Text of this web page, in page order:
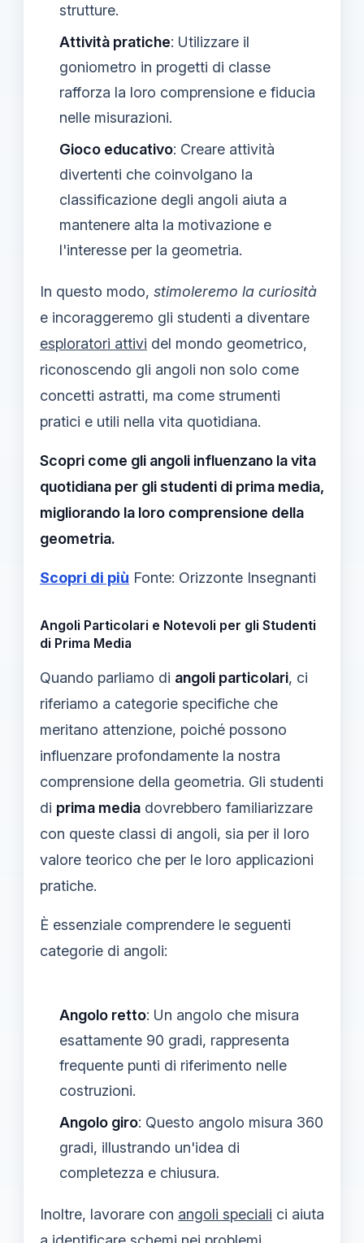
strutture.
Attività pratiche: Utilizzare il
goniometro in progetti di classe
rafforza la loro comprensione e fiducia
nelle misurazioni.
Gioco educativo: Creare attività
divertenti che coinvolgano la
classificazione degli angoli aiuta a
mantenere alta la motivazione e
l'interesse per la geometria.
In questo modo, stimoleremo la curiosità
e incoraggeremo gli studenti a diventare
esploratori attivi del mondo geometrico,
riconoscendo gli angoli non solo come
concetti astratti, ma come strumenti
pratici e utili nella vita quotidiana.
Scopri come gli angoli influenzano la vita
quotidiana per gli studenti di prima media,
migliorando la loro comprensione della
geometria.
Scopri di più Fonte: Orizzonte Insegnanti
Angoli Particolari e Notevoli per gli Studenti
di Prima Media
Quando parliamo di angoli particolari, ci
riferiamo a categorie specifiche che
meritano attenzione, poiché possono
influenzare profondamente la nostra
comprensione della geometria. Gli studenti
di prima media dovrebbero familiarizzare
con queste classi di angoli, sia per il loro
valore teorico che per le loro applicazioni
pratiche.
È essenziale comprendere le seguenti
categorie di angoli:
Angolo retto: Un angolo che misura
esattamente 90 gradi, rappresenta
frequente punti di riferimento nelle
costruzioni.
Angolo giro: Questo angolo misura 360
gradi, illustrando un'idea di
completezza e chiusura.
Inoltre, lavorare con angoli speciali ci aiuta